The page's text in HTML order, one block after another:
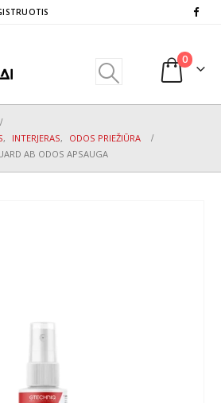
0
, INTERJERAS,
ODOS PRIEŽIŪRA
AB ODOS APSAUGA